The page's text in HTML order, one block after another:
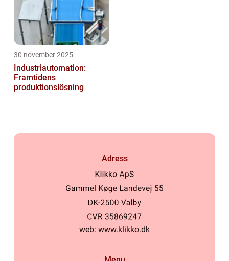
30 november 2025
Industriautomation:
Framtidens
produktionslösning
Adress
web: www.klikko.dk